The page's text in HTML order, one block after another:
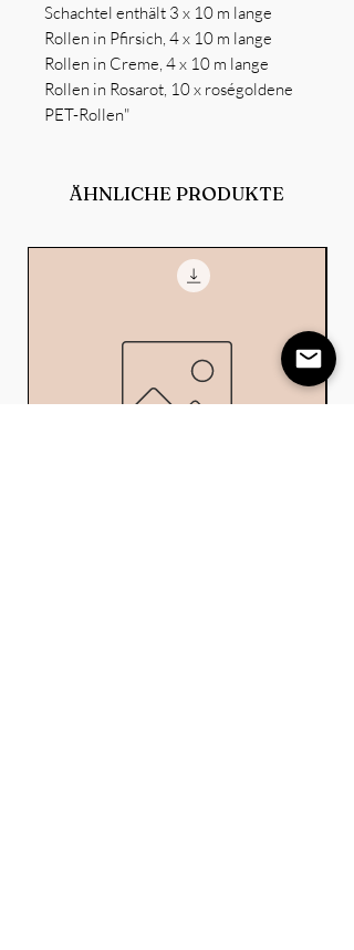
Schachtel enthält 3 x 10 m lange
Rollen in Pfirsich, 4 x 10 m lange
Rollen in Creme, 4 x 10 m lange
Rollen in Rosarot, 10 x roségoldene
PET-Rollen"
ÄHNLICHE PRODUKTE